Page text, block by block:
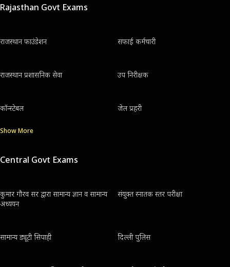
Rajasthan Govt Exams
राजस्थान फाउंडेशन सफाई कर्मचारी
राजस्थान प्रशासनिक सेवा उप निरीक्षक
कॉन्स्टेबल जेल प्रहरी
Show More
Central Govt Exams
कुमार गौरव सर द्वारा सामान्य ज्ञान व सामान्य
अध्ययन
संयुक्त स्नातक स्तर परीक्षा
सामान्य ड्यूटी सिपाही दिल्ली पुलिस